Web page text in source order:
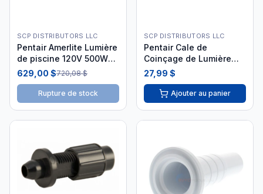
SCP DISTRIBUTORS LLC
Pentair Amerlite Lumière
de piscine 120V 500W
30' CSA AMP-30-9004
629,00 $720,08 $
Rupture de stock
SCP DISTRIBUTORS LLC
Pentair Cale de
Coinçage de Lumière
Réutilisable (25549-
600-000)
27,99 $
Ajouter au panier